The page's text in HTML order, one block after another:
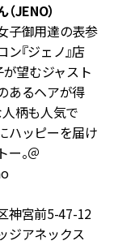
JENO）
子御用達の表参
『ジェノ』店
が望むジャスト
あるヘアが得
人柄も人気で
ハッピーを届け
ー。＠
神宮前5-47-12
ジアネックス